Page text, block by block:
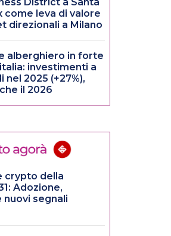
come leva di valore
direzionali a Milano
alberghiero in forte
investimenti a
nel 2025 (+27%),
il 2026
crypto della
Adozione,
nuovi segnali